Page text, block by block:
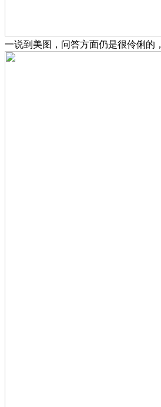
一说到美图，问答方面仍是很伶俐的，